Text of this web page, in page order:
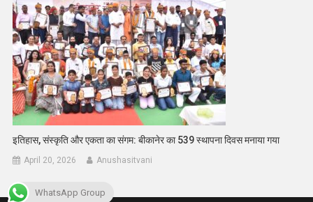
इतिहास, संस्कृति और एकता का संगम: बीकानेर का 539 स्थापना दिवस मनाया गया
April 20, 2026 Anushasitvani
WhatsApp Group